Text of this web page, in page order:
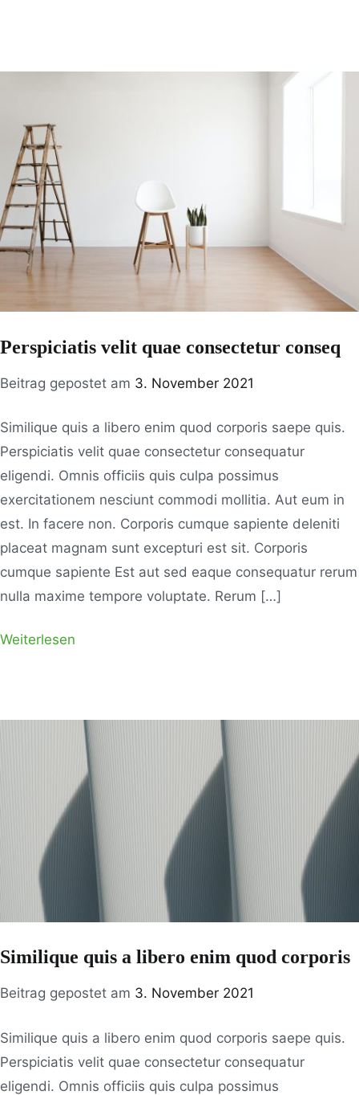
Perspiciatis velit quae consectetur conseq
Beitrag gepostet am 3. November 2021
Similique quis a libero enim quod corporis saepe quis.
Perspiciatis velit quae consectetur consequatur
eligendi. Omnis officiis quis culpa possimus
exercitationem nesciunt commodi mollitia. Aut eum in
est. In facere non. Corporis cumque sapiente deleniti
placeat magnam sunt excepturi est sit. Corporis
cumque sapiente Est aut sed eaque consequatur rerum
nulla maxime tempore voluptate. Rerum […]
Weiterlesen
Similique quis a libero enim quod corporis
Beitrag gepostet am 3. November 2021
Similique quis a libero enim quod corporis saepe quis.
Perspiciatis velit quae consectetur consequatur
eligendi. Omnis officiis quis culpa possimus